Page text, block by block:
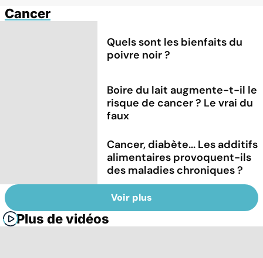
Cancer
Quels sont les bienfaits du
poivre noir ?
Boire du lait augmente-t-il le
risque de cancer ? Le vrai du
faux
Cancer, diabète... Les additifs
alimentaires provoquent-ils
des maladies chroniques ?
Voir plus
Plus de vidéos